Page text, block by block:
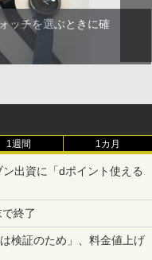
ッチを選ぶときに確
1週間 1カ月
出資に「dポイント使える
終了
検証のため」、料金値上げ